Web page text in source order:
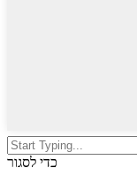
כדי לסגור